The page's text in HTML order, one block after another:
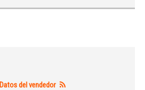
Datos del vendedor